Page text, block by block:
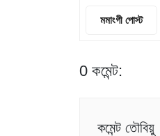
মমাংগী পোস্ট
0 কমেন্ট:
কমেন্ট তৌবিয়ু